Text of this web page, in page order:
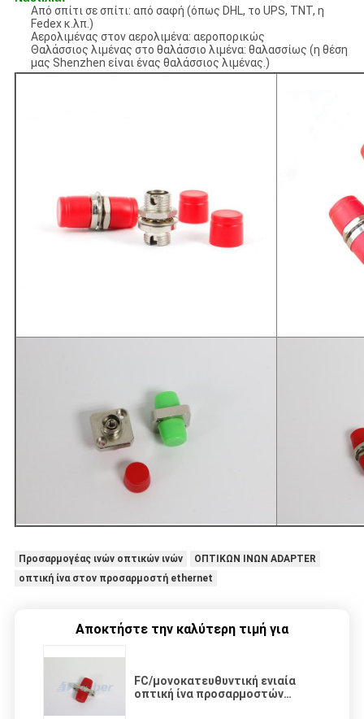
Από σπίτι σε σπίτι: από σαφή (όπως DHL, το UPS, TNT, η
Fedex κ.λπ.)
Αερολιμένας στον αερολιμένα: αεροπορικώς
Θαλάσσιος λιμένας στο θαλάσσιο λιμένα: θαλασσίως (η θέση
μας Shenzhen είναι ένας θαλάσσιος λιμένας.)
Προσαρμογέας ινών οπτικών ινών
ΟΠΤΙΚΩΝ ΙΝΩΝ ADAPTER
οπτική ίνα στον προσαρμοστή ethernet
Αποκτήστε την καλύτερη τιμή για
FC/μονοκατευθυντική ενιαία
οπτική ίνα προσαρμοστών